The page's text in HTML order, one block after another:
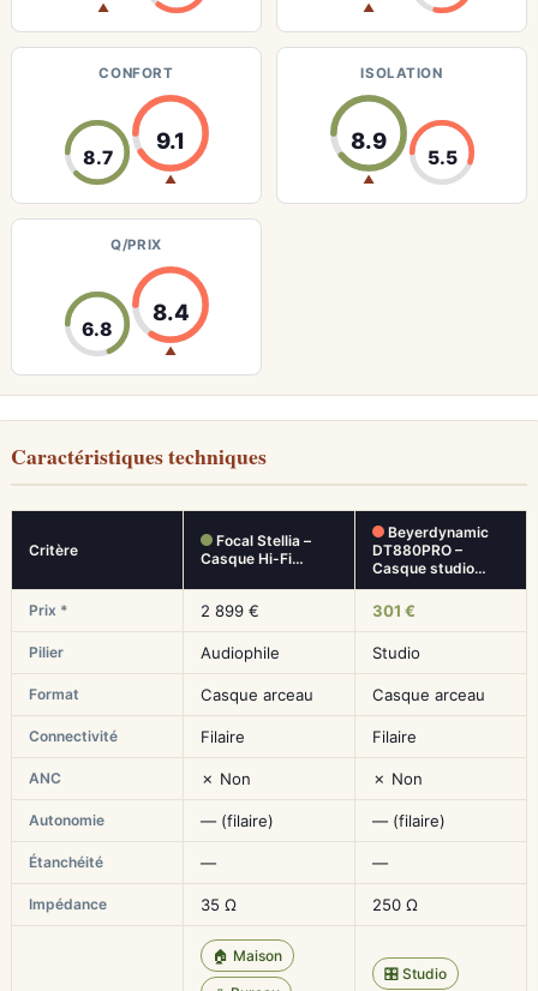
▲ ▲
CONFORT
8.7
9.1
▲
ISOLATION
8.9
▲
5.5
Q/PRIX
6.8
8.4
▲
Caractéristiques techniques
Critère
Focal Stellia –
Casque Hi-Fi…
Beyerdynamic
DT880PRO –
Casque studio…
Prix * 2 899 € 301 €
Pilier Audiophile Studio
Format Casque arceau Casque arceau
Connectivité Filaire Filaire
ANC ✗ Non ✗ Non
Autonomie — (filaire) — (filaire)
Étanchéité — —
Impédance 35 Ω 250 Ω
🏠 Maison
🎛️ Studio